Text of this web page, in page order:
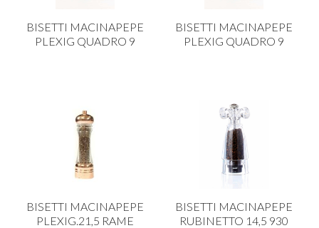
BISETTI MACINAPEPE
PLEXIG QUADRO 9
BISETTI MACINAPEPE
PLEXIG QUADRO 9
BISETTI MACINAPEPE
PLEXIG.21,5 RAME
BISETTI MACINAPEPE
RUBINETTO 14,5 930